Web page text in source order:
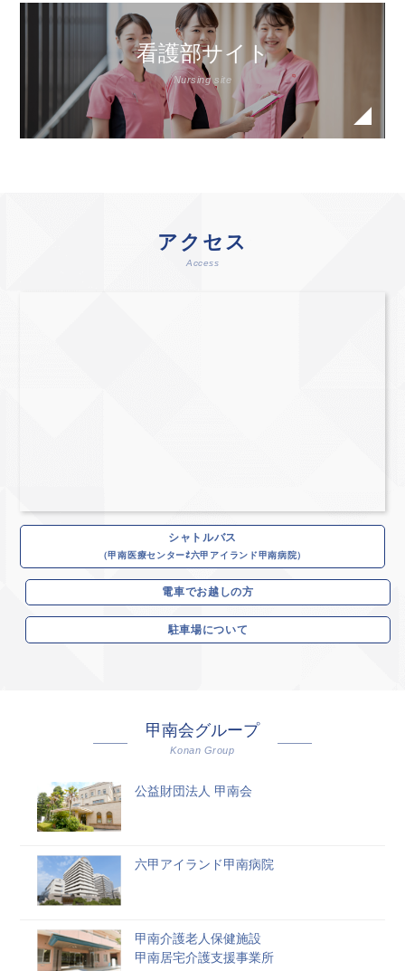
看護部サイト
Nursing site
アクセス
Access
シャトルバス
（甲南医療センター⇄六甲アイランド甲南病院）
電車でお越しの方
駐車場について
甲南会グループ
Konan Group
公益財団法人 甲南会
六甲アイランド甲南病院
甲南介護老人保健施設
甲南居宅介護支援事業所